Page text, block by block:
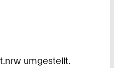
umgestellt.